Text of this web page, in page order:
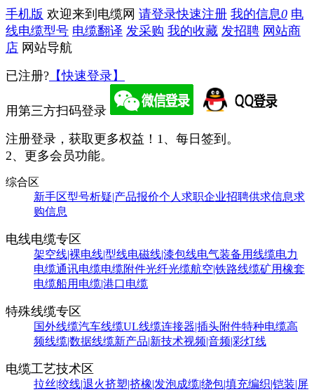
手机版 欢迎来到电缆网 请登录快速注册 我的信息0 电
线电缆型号 电缆翻译 发采购 我的收藏 发招聘 网站商
店 网站导航
已注册? 【快速登录】
用第三方扫码登录
注册登录，获取更多权益！ 1、每日签到。
2、更多会员功能。
综合区
新手区型号析疑|产品报价个人求职企业招聘供求信息求
购信息
电线电缆专区
架空线|裸电线|型线电磁线|漆包线电气装备用线缆电力
电缆通讯电缆电缆附件光纤光缆航空|铁路线缆矿用橡套
电缆船用电缆|港口电缆
特殊线缆专区
国外线缆汽车线缆UL线缆连接器|插头附件特种电缆高
频线缆|数据线缆新产品|新技术视频|音频|彩灯线
电缆工艺技术区
拉丝|绞线|退火挤塑|挤橡|发泡成缆|绕包|填充编织|铠装|屏